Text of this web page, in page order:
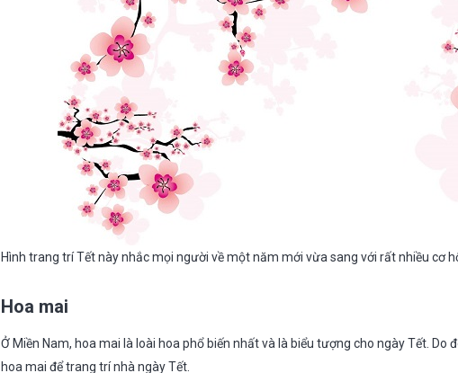
Hình trang trí Tết này nhắc mọi người về một năm mới vừa sang với rất nhiều cơ
Hoa mai
Ở Miền Nam, hoa mai là loài hoa phổ biến nhất và là biểu tượng cho ngày Tết. Do
hoa mai để trang trí nhà ngày Tết.